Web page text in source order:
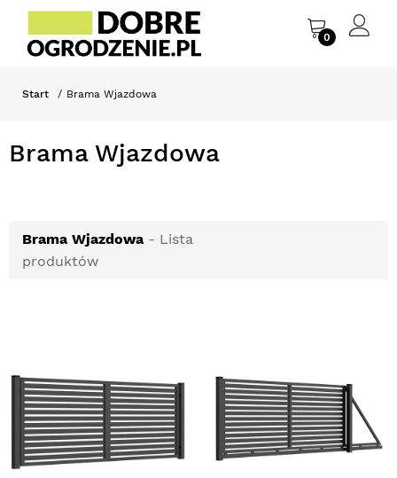
0
Start Brama Wjazdowa
Brama Wjazdowa
Brama Wjazdowa- Lista
produktów